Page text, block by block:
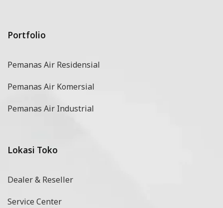
Portfolio
Pemanas Air Residensial
Pemanas Air Komersial
Pemanas Air Industrial
Lokasi Toko
Dealer & Reseller
Service Center